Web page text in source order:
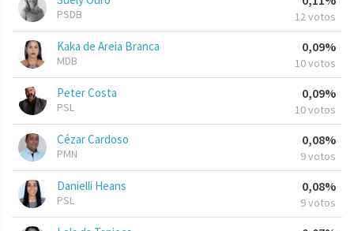
PSDB 12 votos
Kaka de Areia Branca
MDB
0,09%
10 votos
Peter Costa
PSL
0,09%
10 votos
Cézar Cardoso
PMN
0,08%
9 votos
Danielli Heans
PSL
0,08%
9 votos